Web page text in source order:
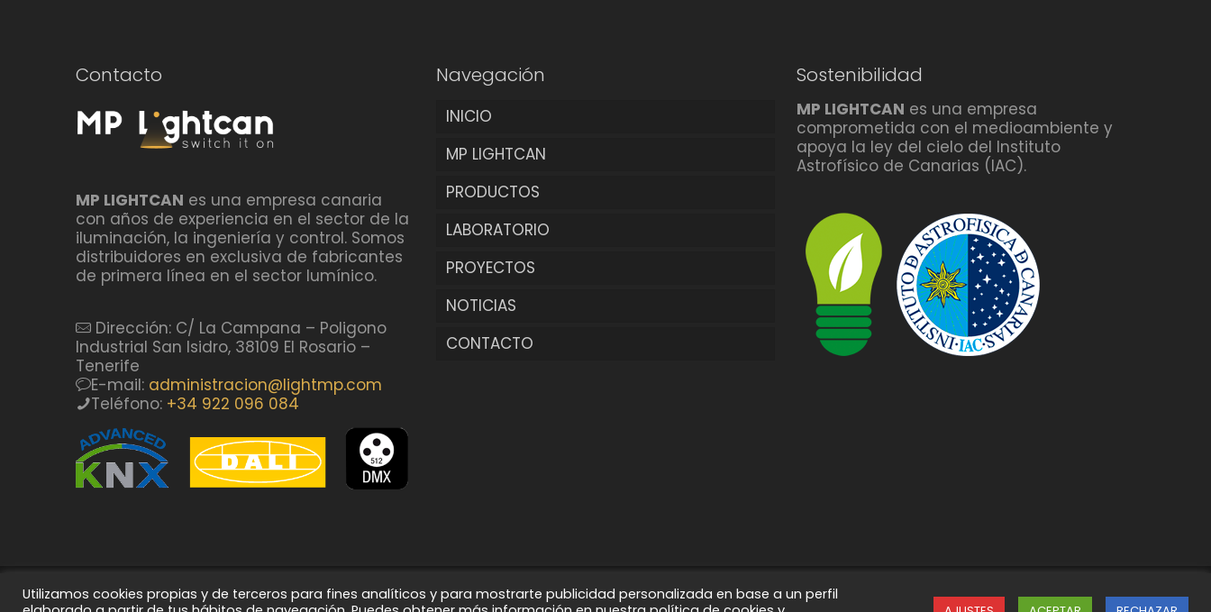
Contacto
MP LIGHTCAN es una empresa canaria
con años de experiencia en el sector de la
iluminación, la ingeniería y control. Somos
distribuidores en exclusiva de fabricantes
de primera línea en el sector lumínico.
Dirección: C/ La Campana – Poligono
Industrial San Isidro, 38109 El Rosario –
Tenerife
E-mail: administracion@lightmp.com
Teléfono: +34 922 096 084
Navegación
INICIO
MP LIGHTCAN
PRODUCTOS
LABORATORIO
PROYECTOS
INTERIOR
EXTERIOR
NOTICIAS
CONTACTO
Sostenibilidad
MP LIGHTCAN es una empresa
comprometida con el medioambiente y
apoya la ley del cielo del Instituto
Astrofísico de Canarias (IAC).
@ 2024 MP Lightcan | Todos los derechos reservados |Aviso Legal
Utilizamos cookies propias y de terceros para fines analíticos y para mostrarte publicidad personalizada en base a un perfil